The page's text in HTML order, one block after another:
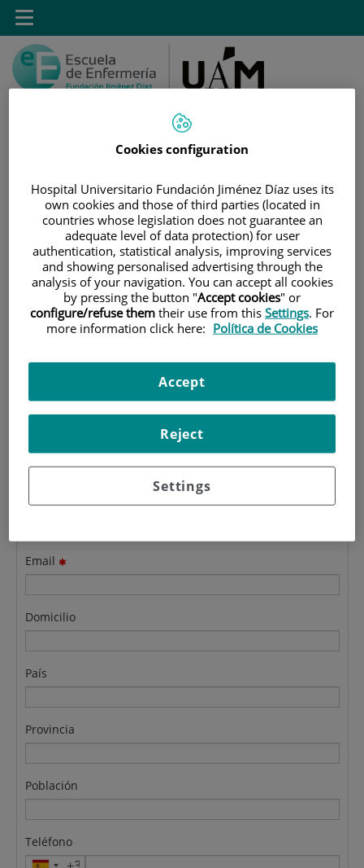
Saltar al contenido
contenido
Toggle
navigation
INICIO|FORMULARIO DE CONTACTO DE POSTGRADO
Formulario de contacto de
Postgrado
Apellidos
Nombre
Email
Domicilio
País
Provincia
Población
Teléfono
Cookies configuration
Hospital Universitario Fundación Jiménez Díaz uses its
own cookies and those of third parties (located in
countries whose legislation does not guarantee an
adequate level of data protection) for user
authentication, statistical analysis, improving services
and showing personalised advertising through the
analysis of your navigation. You can accept all cookies
by pressing the button "Accept cookies" or
configure/refuse them their use from this Settings. For
more information click here: Política de Cookies
Settings
Reject
Accept